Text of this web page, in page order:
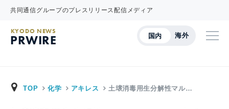
共同通信グループのプレスリリース配信メディア
国内 海外
KYODO NEWS
PRWIRE
TOP 化学 アキレス 土壌消毒用生分解性マル…